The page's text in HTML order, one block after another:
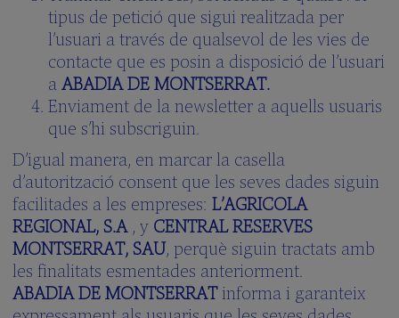
Schola
Cantorum
Repertori
Forma’n
part
Preguntes
Freqüents
tipus de petició que sigui realitzada per
l’usuari a través de qualsevol de les vies de
contacte que es posin a disposició de l’usuari
aABADIA DE MONTSERRAT.
Enviament de la newsletter a aquells usuaris
que s’hi subscriguin.
D’igual manera, en marcar la casella
d’autorització consent que les seves dades siguin
facilitades a les empreses: L’AGRICOLA
REGIONAL, S.A, y CENTRAL RESERVES
MONTSERRAT, SAU, perquè siguin tractats amb
les finalitats esmentades anteriorment.
ABADIA DE MONTSERRATinforma i garanteix